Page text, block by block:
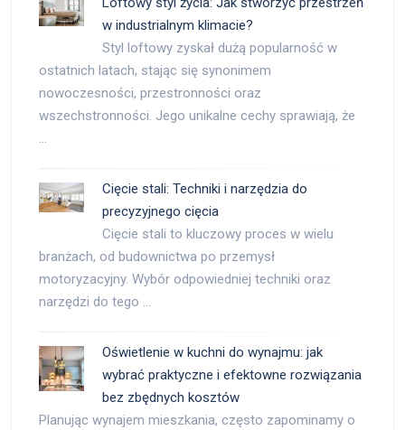
w industrialnym klimacie?
Styl loftowy zyskał dużą popularność w
ostatnich latach, stając się synonimem
nowoczesności, przestronności oraz
wszechstronności. Jego unikalne cechy sprawiają, że
…
Cięcie stali: Techniki i narzędzia do
precyzyjnego cięcia
Cięcie stali to kluczowy proces w wielu
branżach, od budownictwa po przemysł
motoryzacyjny. Wybór odpowiedniej techniki oraz
narzędzi do tego …
Oświetlenie w kuchni do wynajmu: jak
wybrać praktyczne i efektowne rozwiązania
bez zbędnych kosztów
Planując wynajem mieszkania, często zapominamy o